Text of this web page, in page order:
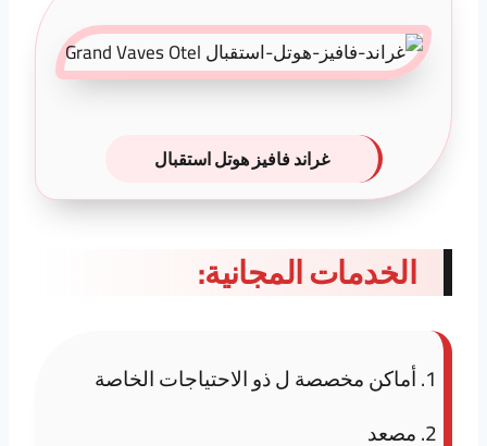
غراند فافيز هوتل استقبال
الخدمات المجانية:
أماكن مخصصة ل ذو الاحتياجات الخاصة
مصعد